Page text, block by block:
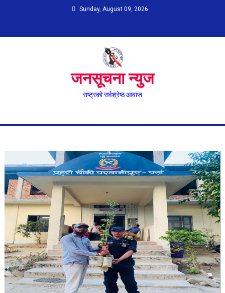
Sunday, August 09, 2026
जनसूचना न्युज
राष्ट्रको सर्वश्रेष्ठ आवाज